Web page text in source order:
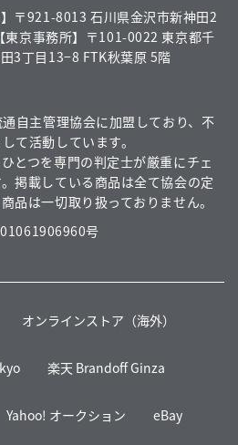
自主管理協会に加盟しており、不
て活動しています。
とつを専門の判定士が厳重にチェ
掲載している商品は全て協会の定
品は一切取り扱っておりません。
号
】〒921-8013 石川県金沢市新神田2
【東京事務所】〒101-0022 東京都千
3丁目13−8 FTK秋葉原 5階
オンラインストア（海外）
楽天 Brandoff Ginza
Yahoo! オークション eBay